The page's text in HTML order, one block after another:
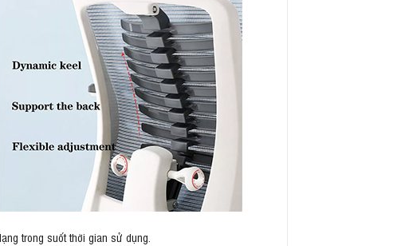
trong suốt thời gian sử dụng.